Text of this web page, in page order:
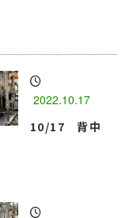
2022.10.17
10/17 背中